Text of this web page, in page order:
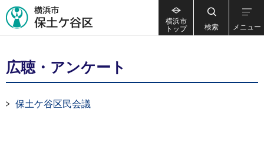
横浜市
トップ
検索 メニュー
広聴・アンケート
保土ケ谷区民会議